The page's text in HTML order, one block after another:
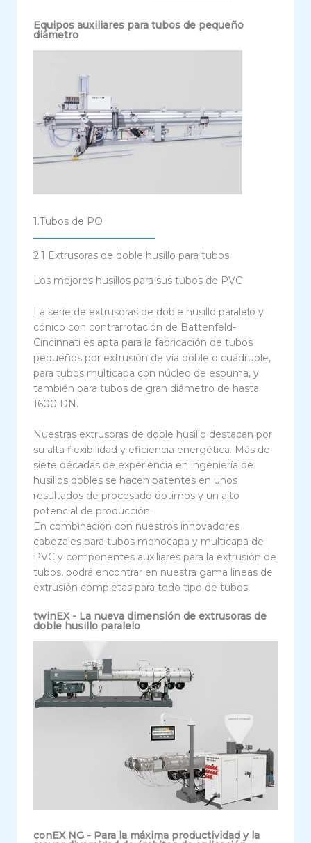
Equipos auxiliares para tubos de pequeño
diámetro
1.Tubos de PO
2.1 Extrusoras de doble husillo para tubos
Los mejores husillos para sus tubos de PVC
La serie de extrusoras de doble husillo paralelo y
cónico con contrarrotación de Battenfeld-
Cincinnati es apta para la fabricación de tubos
pequeños por extrusión de vía doble o cuádruple,
para tubos multicapa con núcleo de espuma, y
también para tubos de gran diámetro de hasta
1600 DN.
Nuestras extrusoras de doble husillo destacan por
su alta flexibilidad y eficiencia energética. Más de
siete décadas de experiencia en ingeniería de
husillos dobles se hacen patentes en unos
resultados de procesado óptimos y un alto
potencial de producción.
En combinación con nuestros innovadores
cabezales para tubos monocapa y multicapa de
PVC y componentes auxiliares para la extrusión de
tubos, podrá encontrar en nuestra gama líneas de
extrusión completas para todo tipo de tubos
twinEX - La nueva dimensión de extrusoras de
doble husillo paralelo
conEX NG - Para la máxima productividad y la